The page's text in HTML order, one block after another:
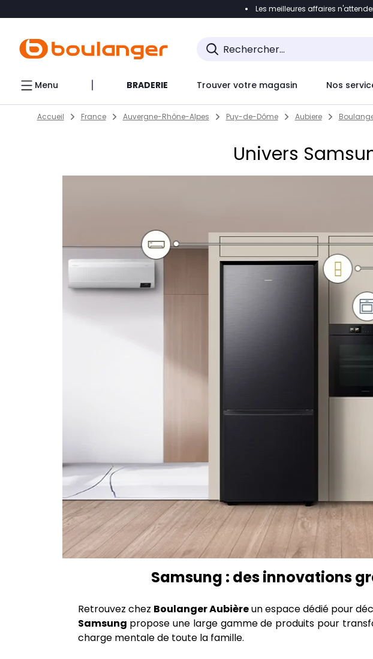
Accéder directement au contenu
Les meilleures affaires
Menu BRADERIE Trouver votre magasin Nos
Skip to content
Return to Nav
Accueil France Auvergne-Rhône-Alpes Puy-de-Dôme Aubiere
Univers
Samsung : des innovations
Retrouvez chez Boulanger Aubièreun espace dédié pour
Samsung propose une large gamme de produits pour
charge mentale de toute la famille.